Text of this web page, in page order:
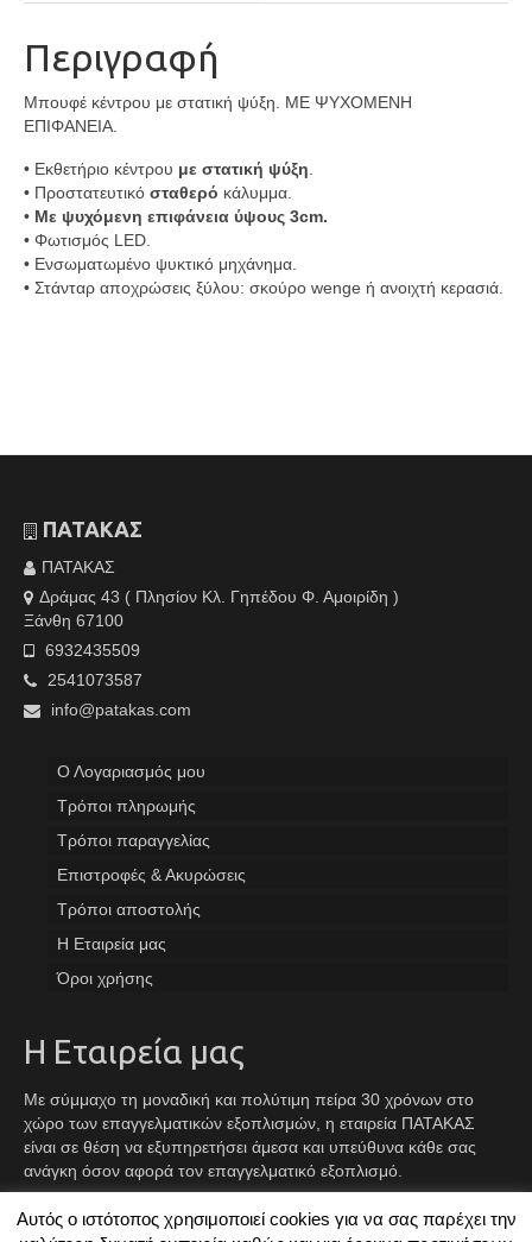
Περιγραφή
Μπουφέ κέντρου με στατική ψύξη. ΜΕ ΨΥΧΟΜΕΝΗ
ΕΠΙΦΑΝΕΙΑ.
• Εκθετήριο κέντρου με στατική ψύξη
• Προστατευτικό σταθερό κάλυμμα.
• Με ψυχόμενη επιφάνεια ύψους 3cm.
• Φωτισμός LED.
• Ενσωματωμένο ψυκτικό μηχάνημα.
• Στάνταρ αποχρώσεις ξύλου: σκούρο wenge ή ανοιχτή κερασιά.
ΠΑΤΑΚΑΣ
ΠΑΤΑΚΑΣ
Δράμας 43 ( Πλησίον Κλ. Γηπέδου Φ. Αμοιρίδη )
Ξάνθη 67100
6932435509
2541073587
info@patakas.com
Ο Λογαριασμός μου
Tρόποι πληρωμής
Τρόποι παραγγελίας
Επιστροφές & Ακυρώσεις
Τρόποι αποστολής
Η Εταιρεία μας
Όροι χρήσης
Η Εταιρεία μας
Με σύμμαχο τη μοναδική και πολύτιμη πείρα 30 χρόνων στο
χώρο των επαγγελματικών εξοπλισμών, η εταιρεία ΠΑΤΑΚΑΣ
είναι σε θέση να εξυπηρετήσει άμεσα και υπεύθυνα κάθε σας
ανάγκη όσον αφορά τον επαγγελματικό εξοπλισμό.
Facebook
Instagram
TikTok
Αυτός ο ιστότοπος χρησιμοποιεί cookies για να σας παρέχει την